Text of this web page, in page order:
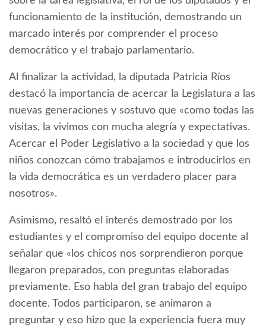
funcionamiento de la institución, demostrando un
marcado interés por comprender el proceso
democrático y el trabajo parlamentario.
Al finalizar la actividad, la diputada Patricia Ríos
destacó la importancia de acercar la Legislatura a las
nuevas generaciones y sostuvo que «como todas las
visitas, la vivimos con mucha alegría y expectativas.
Acercar el Poder Legislativo a la sociedad y que los
niños conozcan cómo trabajamos e introducirlos en
la vida democrática es un verdadero placer para
nosotros».
Asimismo, resaltó el interés demostrado por los
estudiantes y el compromiso del equipo docente al
señalar que «los chicos nos sorprendieron porque
llegaron preparados, con preguntas elaboradas
previamente. Eso habla del gran trabajo del equipo
docente. Todos participaron, se animaron a
preguntar y eso hizo que la experiencia fuera muy